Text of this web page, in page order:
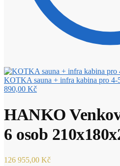
KOTKA sauna + infra kabina pro 4-
890,00 Kč
HANKO
6 osob
126 955,00 Kč